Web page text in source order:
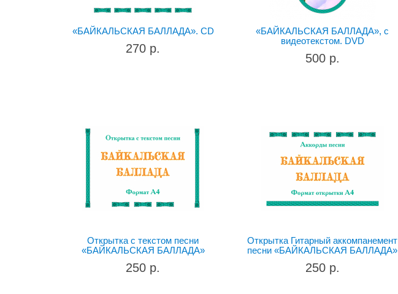
«БАЙКАЛЬСКАЯ БАЛЛАДА». CD
270 р.
«БАЙКАЛЬСКАЯ БАЛЛАДА», с
видеотекстом. DVD
500 р.
Открытка с текстом песни
«БАЙКАЛЬСКАЯ БАЛЛАДА»
250 р.
Открытка Гитарный аккомпанемент
песни «БАЙКАЛЬСКАЯ БАЛЛАДА»
250 р.